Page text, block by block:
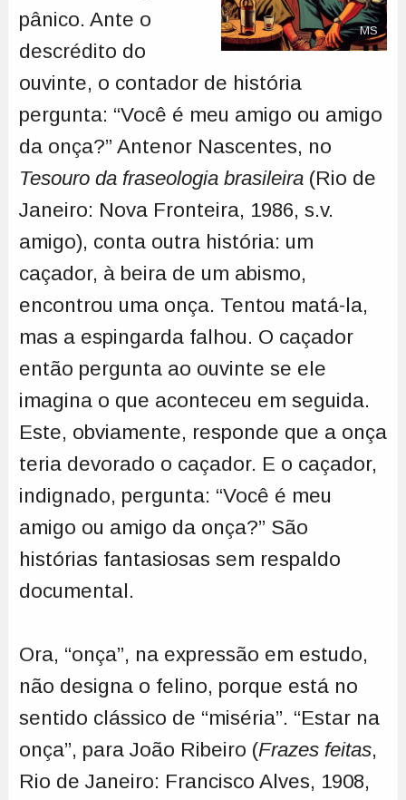
MS
pânico. Ante o
descrédito do
ouvinte, o contador de história
pergunta: “Você é meu amigo ou amigo
da onça?” Antenor Nascentes, no
Tesouro da fraseologia brasileira(Rio de
Janeiro: Nova Fronteira, 1986, s.v.
amigo), conta outra história: um
caçador, à beira de um abismo,
encontrou uma onça. Tentou matá-la,
mas a espingarda falhou. O caçador
então pergunta ao ouvinte se ele
imagina o que aconteceu em seguida.
Este, obviamente, responde que a onça
teria devorado o caçador. E o caçador,
indignado, pergunta: “Você é meu
amigo ou amigo da onça?” São
histórias fantasiosas sem respaldo
documental.
Ora, “onça”, na expressão em estudo,
não designa o felino, porque está no
sentido clássico de “miséria”. “Estar na
onça”, para João Ribeiro (Frazes feitas,
Rio de Janeiro: Francisco Alves, 1908,